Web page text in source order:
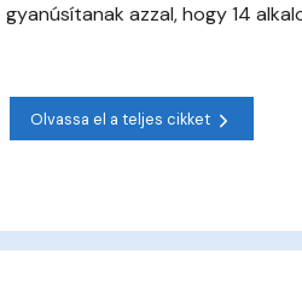
azzal, hogy 14
Olvassa el a teljes cikket